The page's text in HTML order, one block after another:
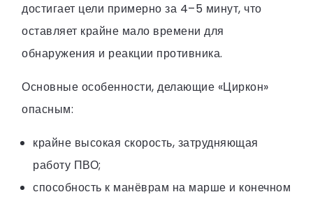
достигает цели примерно за 4–5 минут, что
оставляет крайне мало времени для
обнаружения и реакции противника.
Основные особенности, делающие «Циркон»
опасным:
крайне высокая скорость, затрудняющая
работу ПВО;
способность к манёврам на марше и конечном